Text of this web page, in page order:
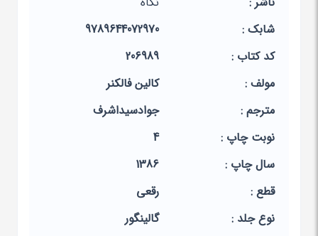
شابک :
9789644072970
کد کتاب :
206989
مولف :
کالین فالکنر
مترجم :
جوادسیداشرف
نوبت چاپ :
4
سال چاپ :
1386
قطع :
رقعی
نوع جلد :
گالینگور